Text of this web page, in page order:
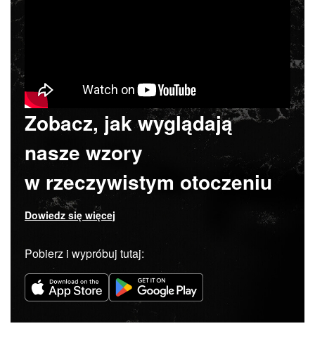
Zobacz, jak wyglądają
nasze wzory
w rzeczywistym otoczeniu
Dowiedz się więcej
Pobierz i wypróbuj tutaj: